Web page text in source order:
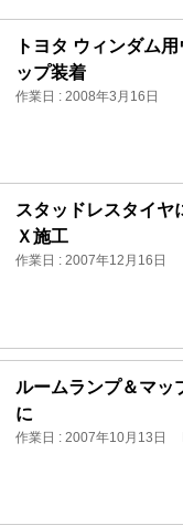
トヨタ ウィンダム
ップ装着
作業日 : 2008年3月16日
スタッドレスタイヤ
Ｘ施工
作業日 : 2007年12月16日
ルームランプ＆マッ
に
作業日 : 2007年10月13日